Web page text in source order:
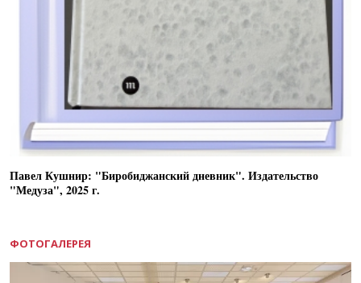
Павел Кушнир: "Биробиджанский дневник". Издательство
"Медуза", 2025 г.
ФОТОГАЛЕРЕЯ